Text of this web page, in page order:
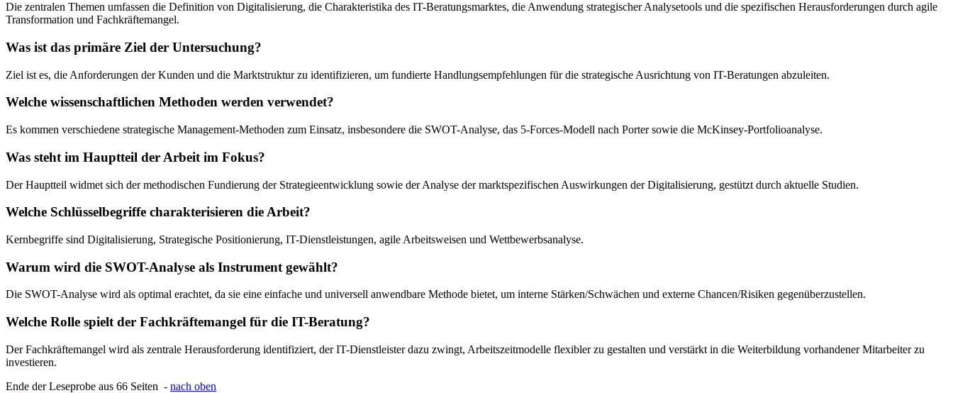
Die zentralen Themen umfassen die Definition von Digitalisierung, die Charakteristika des IT-Beratungsmarktes, die Anwendung strategischer Analysetools und die spezifischen Herausforderungen durch agile
Transformation und Fachkräftemangel.
Was ist das primäre Ziel der Untersuchung?
Ziel ist es, die Anforderungen der Kunden und die Marktstruktur zu identifizieren, um fundierte Handlungsempfehlungen für die strategische Ausrichtung von IT-Beratungen abzuleiten.
Welche wissenschaftlichen Methoden werden verwendet?
Es kommen verschiedene strategische Management-Methoden zum Einsatz, insbesondere die SWOT-Analyse, das 5-Forces-Modell nach Porter sowie die McKinsey-Portfolioanalyse.
Was steht im Hauptteil der Arbeit im Fokus?
Der Hauptteil widmet sich der methodischen Fundierung der Strategieentwicklung sowie der Analyse der marktspezifischen Auswirkungen der Digitalisierung, gestützt durch aktuelle Studien.
Welche Schlüsselbegriffe charakterisieren die Arbeit?
Kernbegriffe sind Digitalisierung, Strategische Positionierung, IT-Dienstleistungen, agile Arbeitsweisen und Wettbewerbsanalyse.
Warum wird die SWOT-Analyse als Instrument gewählt?
Die SWOT-Analyse wird als optimal erachtet, da sie eine einfache und universell anwendbare Methode bietet, um interne Stärken/Schwächen und externe Chancen/Risiken gegenüberzustellen.
Welche Rolle spielt der Fachkräftemangel für die IT-Beratung?
Der Fachkräftemangel wird als zentrale Herausforderung identifiziert, der IT-Dienstleister dazu zwingt, Arbeitszeitmodelle flexibler zu gestalten und verstärkt in die Weiterbildung vorhandener Mitarbeiter zu
investieren.
Ende der Leseprobe aus 66 Seiten - nach oben